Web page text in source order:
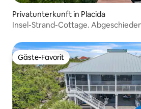
Privatunterkunft in Placida
Insel-Strand-Cottage.
Gäste-Favorit
Gäste-Favorit